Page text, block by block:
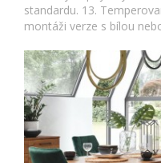
standardu. 13.
montáži verze s bílou